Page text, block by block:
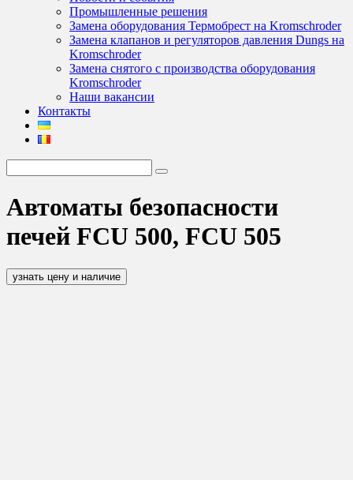
Промышленные решения
Замена оборудования Термобрест на Kromschroder
Замена клапанов и регуляторов давления Dungs на
Kromschroder
Замена снятого с производства оборудования
Kromschroder
Наши вакансии
Контакты
Автоматы безопасности
печей FCU 500, FCU 505
узнать цену и наличие